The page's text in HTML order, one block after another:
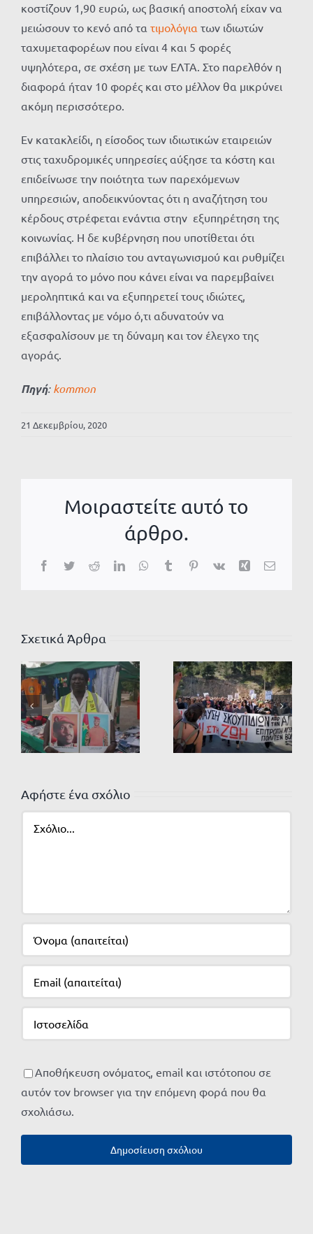
κοστίζουν 1,90 ευρώ, ως βασική αποστολή είχαν να
μειώσουν το κενό από τα τιμολόγια των ιδιωτών
ταχυμεταφορέων που είναι 4 και 5 φορές
υψηλότερα, σε σχέση με των ΕΛΤΑ. Στο παρελθόν η
διαφορά ήταν 10 φορές και στο μέλλον θα μικρύνει
ακόμη περισσότερο.
Εν κατακλείδι, η είσοδος των ιδιωτικών εταιρειών
στις ταχυδρομικές υπηρεσίες αύξησε τα κόστη και
επιδείνωσε την ποιότητα των παρεχόμενων
υπηρεσιών, αποδεικνύοντας ότι η αναζήτηση του
κέρδους στρέφεται ενάντια στην εξυπηρέτηση της
κοινωνίας. Η δε κυβέρνηση που υποτίθεται ότι
επιβάλλει το πλαίσιο του ανταγωνισμού και ρυθμίζει
την αγορά το μόνο που κάνει είναι να παρεμβαίνει
μεροληπτικά και να εξυπηρετεί τους ιδιώτες,
επιβάλλοντας με νόμο ό,τι αδυνατούν να
εξασφαλίσουν με τη δύναμη και τον έλεγχο της
αγοράς.
Πηγή:kommon
21 Δεκεμβρίου, 2020
Μοιραστείτε αυτό το
άρθρο.
Facebook
TwitterRedditLinkedInWhatsApp
TumblrPinterest
Vk Xing Email
Σχετικά Άρθρα
Αφήστε ένα σχόλιο
Αποθήκευση ονόματος, email και ιστότοπου σε
αυτόν τον browser για την επόμενη φορά που θα
σχολιάσω.